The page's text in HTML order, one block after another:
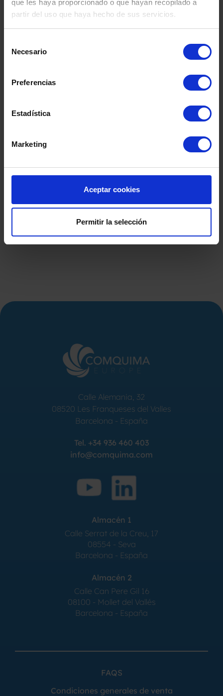
que les haya proporcionado o que hayan recopilado a
partir del uso que haya hecho de sus servicios.
Necesario
Preferencias
Estadística
Marketing
Aceptar cookies
Permitir la selección
SEGUNDA MANO
CO.INOX
Calle Alemania, 32
08520 Les Franqueses del Valles
Barcelona - España
Tel. +34 936 460 403
info@comquima.com
Almacén 1
Calle Serrat de la Creu, 17
08554 - Seva
Barcelona - España
Almacén 2
Calle Can Pere Gil 16
08100 - Mollet del Vallés
Barcelona - España
FAQS
Condiciones generales de venta